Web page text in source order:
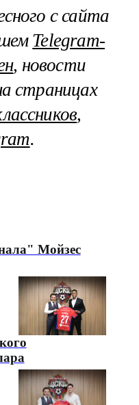
с сайта
Telegram-
, новости
страницах
,
.
Мойзес